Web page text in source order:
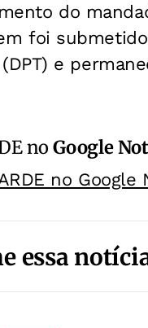
do
foi
(DPT) e
noGoogle
no Google
essa